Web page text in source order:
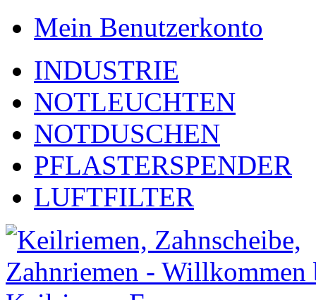
Mein Benutzerkonto
INDUSTRIE
NOTLEUCHTEN
NOTDUSCHEN
PFLASTERSPENDER
LUFTFILTER